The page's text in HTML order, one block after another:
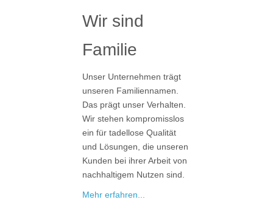
Wir sind
Familie
Unser Unternehmen trägt
unseren Familiennamen.
Das prägt unser Verhalten.
Wir stehen kompromisslos
ein für tadellose Qualität
und Lösungen, die unseren
Kunden bei ihrer Arbeit von
nachhaltigem Nutzen sind.
Mehr erfahren...